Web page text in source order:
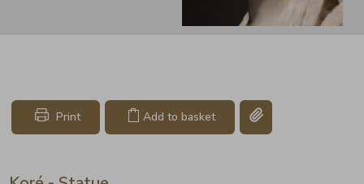
Print Add to basket Copy link page